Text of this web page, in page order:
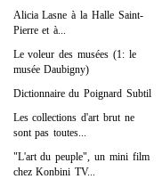
Alicia Lasne à la Halle Saint-
Pierre et à...
Le voleur des musées (1: le
musée Daubigny)
Dictionnaire du Poignard Subtil
Les collections d'art brut ne
sont pas toutes...
"L'art du peuple", un mini film
chez Konbini TV...